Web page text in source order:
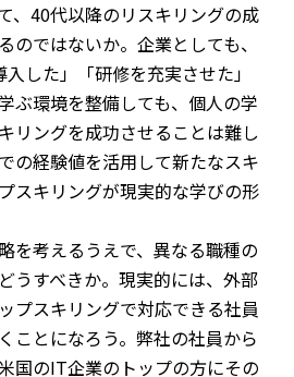
、40代以降のリスキリングの成
のではないか。企業としても、
した」「研修を充実させた」
ぶ環境を整備しても、個人の学
リングを成功させることは難し
の経験値を活用して新たなスキ
スキリングが現実的な学びの形
を考えるうえで、異なる職種の
うすべきか。現実的には、外部
プスキリングで対応できる社員
ことになろう。弊社の社員から
国のIT企業のトップの方にその